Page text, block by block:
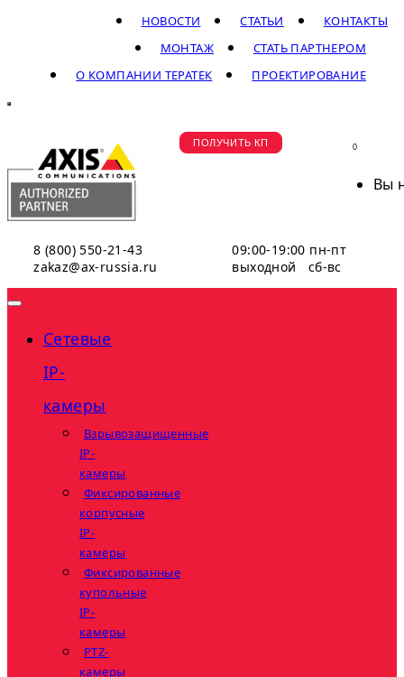
КОНТАКТЫ
СТАТЬИ
НОВОСТИ
СТАТЬ ПАРТНЕРОМ
МОНТАЖ
ПРОЕКТИРОВАНИЕ
О КОМПАНИИ ТЕРАТЕК
8 (800) 550-21-43
zakaz@ax-russia.ru
09:00-19:00 пн-пт
выходной сб-вс
ПОЛУЧИТЬ КП 0
Вы
Сетевые
IP-
камеры
Взрывозащищенные
IP-
камеры
Фиксированные
корпусные
IP-
камеры
Фиксированные
купольные
IP-
камеры
PTZ-
камеры